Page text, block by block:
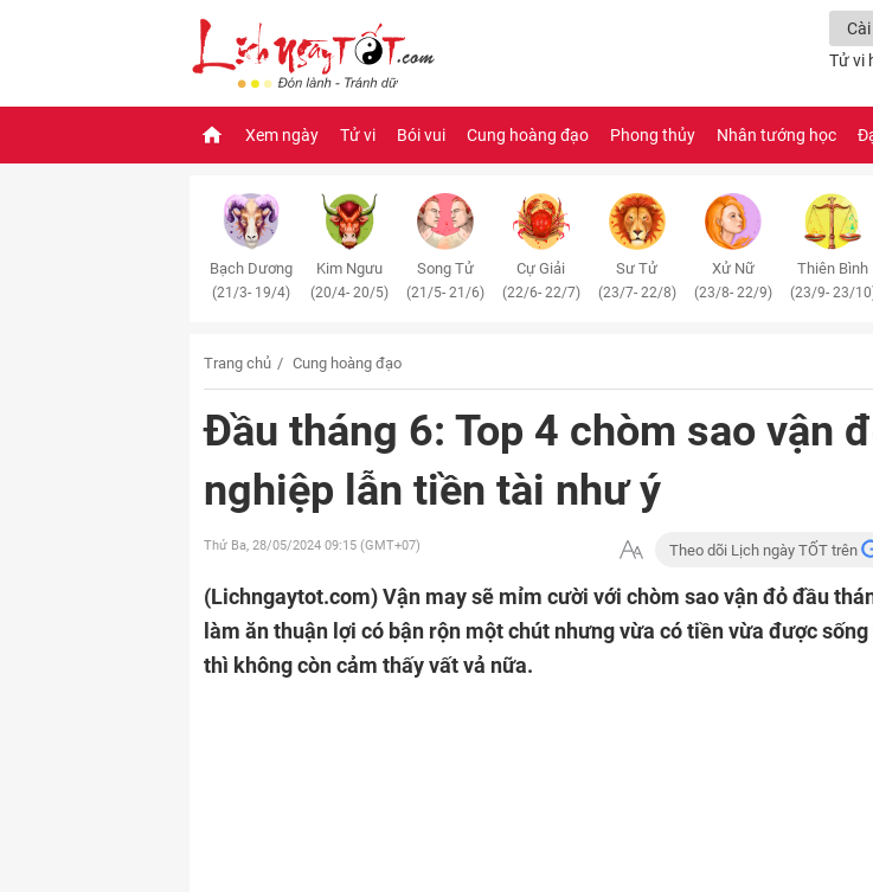
Tử vi
Xem ngày Tử vi Bói vui Cung hoàng đạo Phong thủy Nhân tướng học
Bạch Dương
(21/3- 19/4)
Kim Ngưu
(20/4- 20/5)
Song Tử
(21/5- 21/6)
Cự Giải
(22/6- 22/7)
Sư Tử
(23/7- 22/8)
Xử Nữ
(23/8- 22/9)
Thiên Bình
(23/9- 23/
Trang chủ Cung hoàng đạo
Đầu tháng 6: Top 4 chòm sao vận
nghiệp lẫn tiền tài như ý
Thứ Ba, 28/05/2024 09:15 (GMT+07) Theo dõi Lịch ngày TỐT trên
(Lichngaytot.com)Vận may sẽ mỉm cười với chòm sao vận đỏ đầu
làm ăn thuận lợi có bận rộn một chút nhưng vừa có tiền vừa được
thì không còn cảm thấy vất vả nữa.